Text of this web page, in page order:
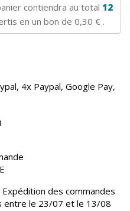
contiendra au total 12
en un bon de 0,30 €.
4x Paypal, Google Pay,
des commandes
entre le 23/07 et le 13/08